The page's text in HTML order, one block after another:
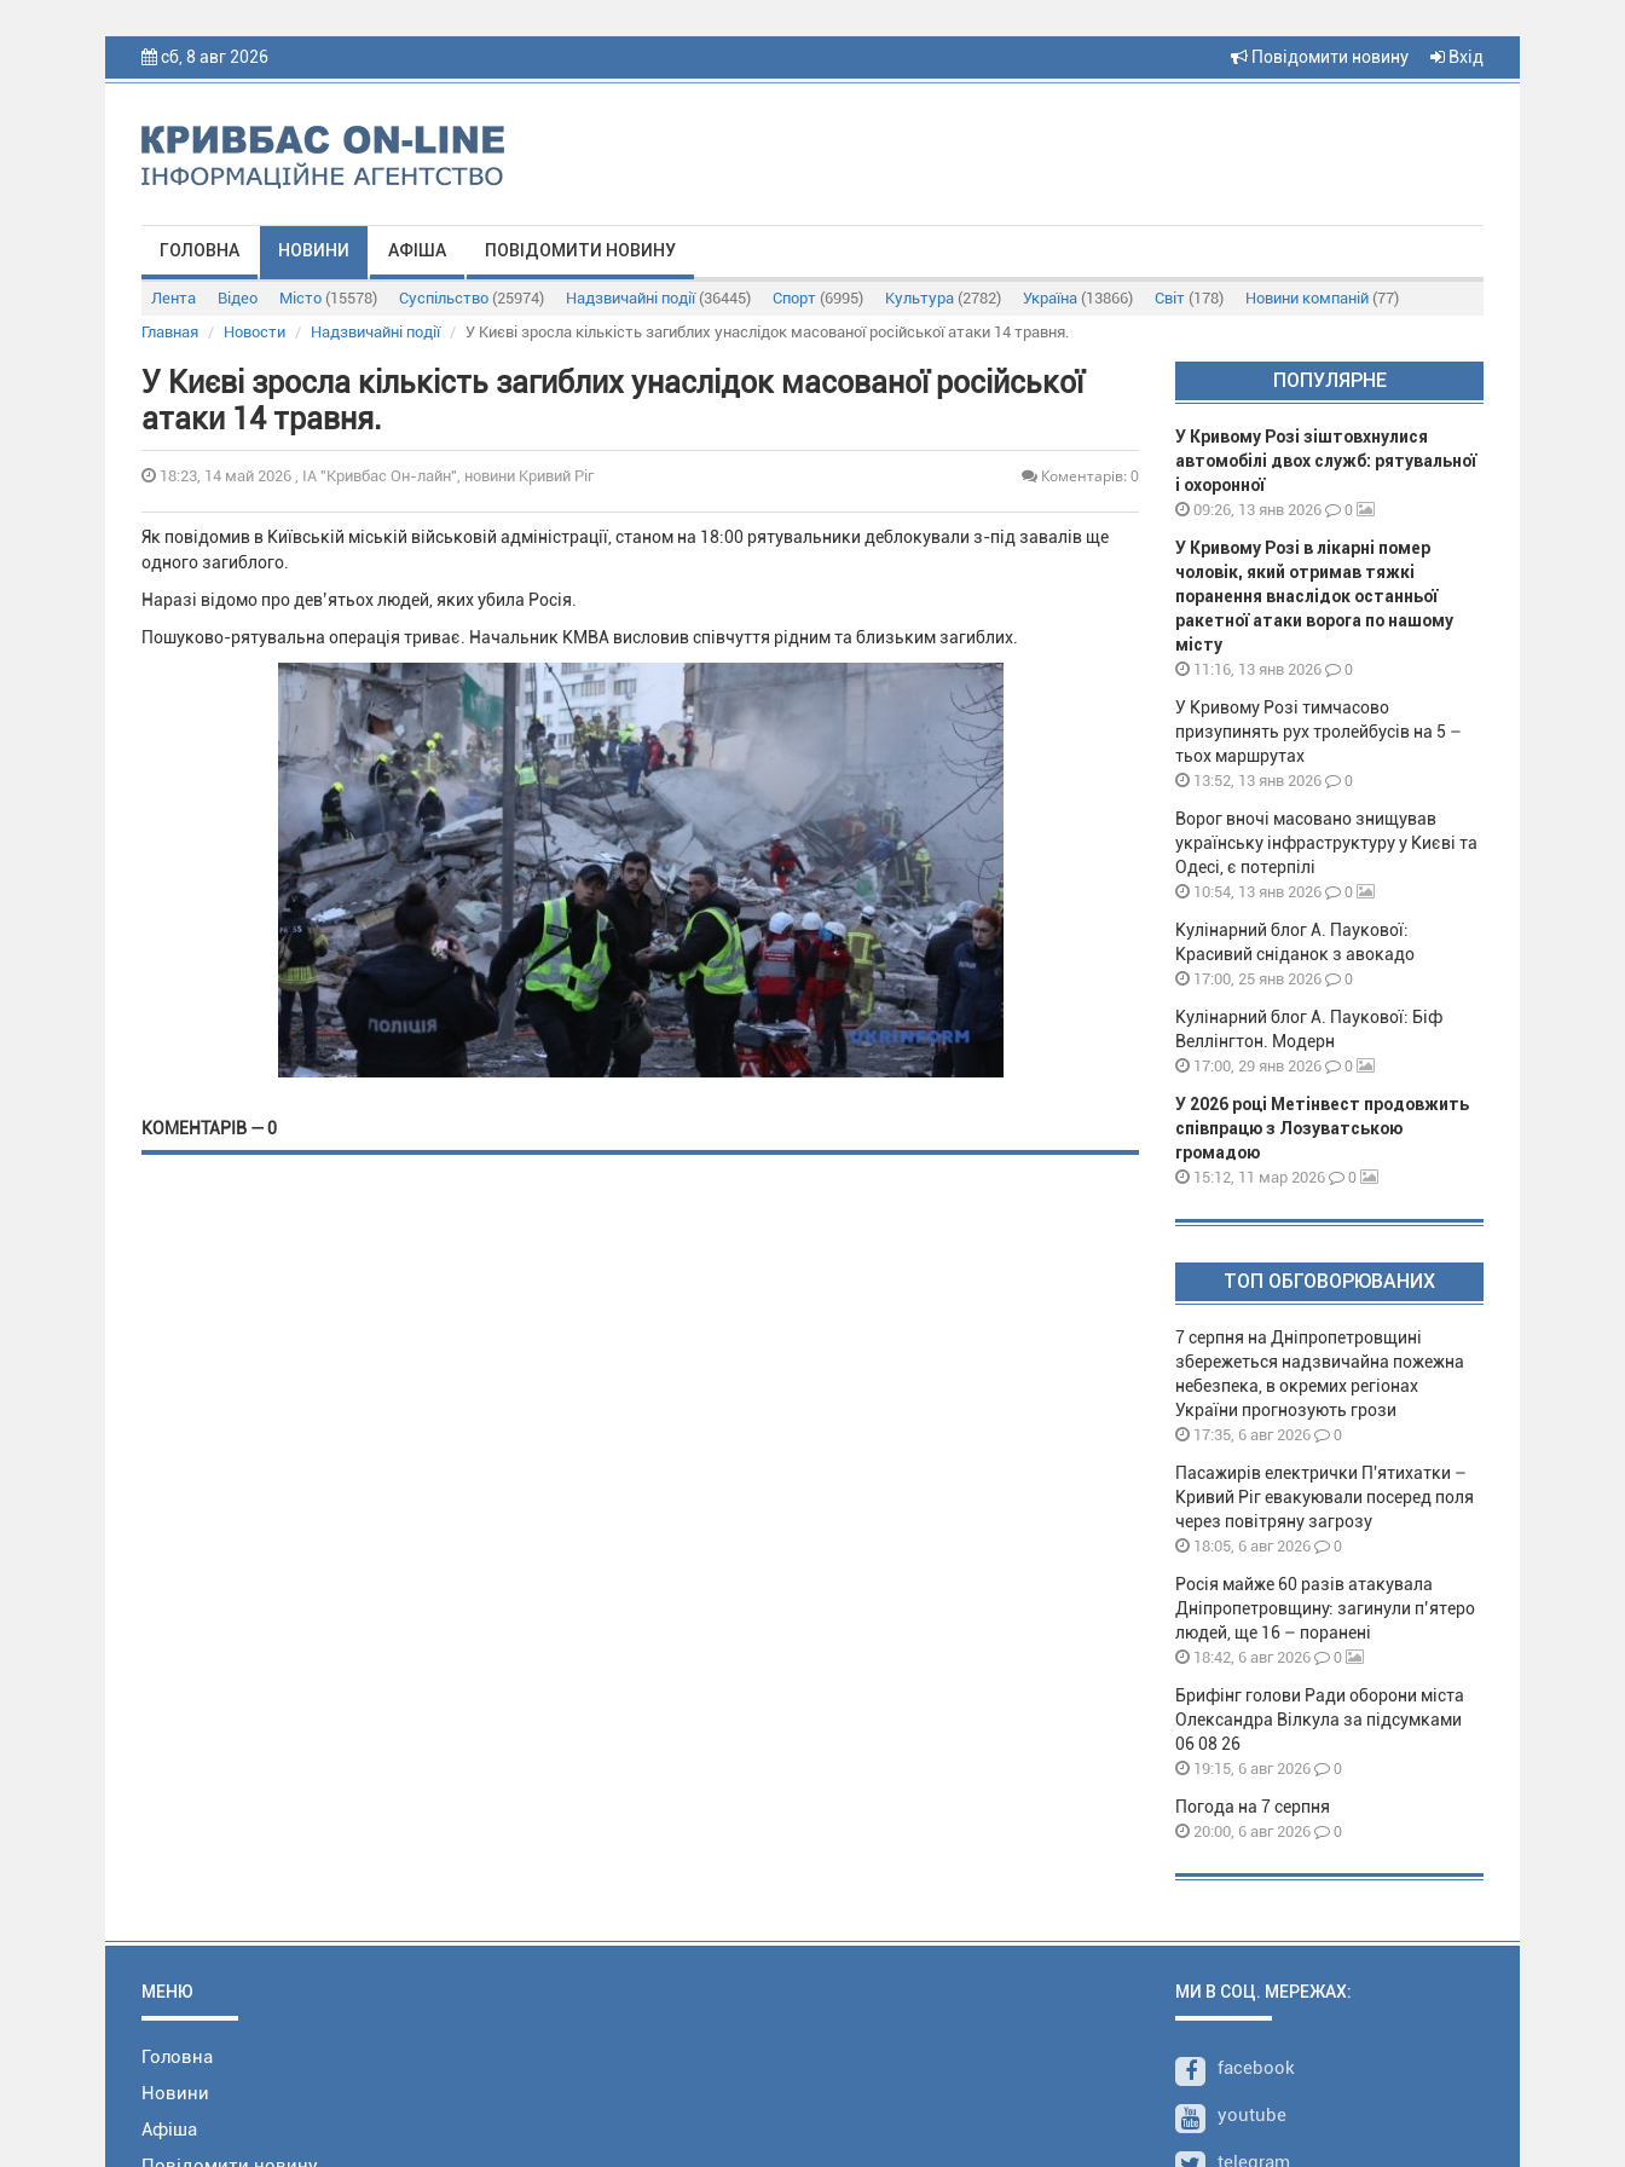
сб, 8 авг 2026 Повідомити новину Вхід
ГОЛОВНА НОВИНИ АФІША ПОВІДОМИТИ НОВИНУ
Лента Відео Місто (15578) Суспільство (25974) Надзвичайні події (36445) Спорт (6995) Культура (2782) Україна (13866) Світ (178) Новини компаній (77)
Главная
Новости Надзвичайні події У Києві зросла кількість загиблих унаслідок масованої російської атаки 14 травня.
У Києві зросла кількість загиблих унаслідок масованої російської
атаки 14 травня.
18:23, 14 май 2026 , ІА "Кривбас Он-лайн", новини Кривий Ріг Коментарів: 0
Як повідомив в Київській міській військовій адміністрації, станом на 18:00 рятувальники деблокували з-під завалів ще
одного загиблого.
Наразі відомо про дев’ятьох людей, яких убила Росія.
Пошуково-рятувальна операція триває. Начальник КМВА висловив співчуття рідним та близьким загиблих.
КОМЕНТАРІВ — 0
ПОПУЛЯРНЕ
У Кривому Розі зіштовхнулися
автомобілі двох служб: рятувальної
і охоронної
09:26, 13 янв 2026 0
У Кривому Розі в лікарні помер
чоловік, який отримав тяжкі
поранення внаслідок останньої
ракетної атаки ворога по нашому
місту
11:16, 13 янв 2026 0
У Кривому Розі тимчасово
призупинять рух тролейбусів на 5 –
тьох маршрутах
13:52, 13 янв 2026 0
Ворог вночі масовано знищував
українську інфраструктуру у Києві та
Одесі, є потерпілі
10:54, 13 янв 2026 0
Кулінарний блог А. Паукової:
Красивий сніданок з авокадо
17:00, 25 янв 2026 0
Кулінарний блог А. Паукової: Біф
Веллінгтон. Модерн
17:00, 29 янв 2026 0
У 2026 році Метінвест продовжить
співпрацю з Лозуватською
громадою
15:12, 11 мар 2026 0
ТОП ОБГОВОРЮВАНИХ
7 серпня на Дніпропетровщині
збережеться надзвичайна пожежна
небезпека, в окремих регіонах
України прогнозують грози
17:35, 6 авг 2026 0
Пасажирів електрички П'ятихатки –
Кривий Ріг евакуювали посеред поля
через повітряну загрозу
18:05, 6 авг 2026 0
Росія майже 60 разів атакувала
Дніпропетровщину: загинули п’ятеро
людей, ще 16 – поранені
18:42, 6 авг 2026 0
Брифінг голови Ради оборони міста
Олександра Вілкула за підсумками
06 08 26
19:15, 6 авг 2026 0
Погода на 7 серпня
20:00, 6 авг 2026 0
МЕНЮ
Головна
Новини
Афіша
МИ В СОЦ. МЕРЕЖАХ:
facebook
youtube
telegram